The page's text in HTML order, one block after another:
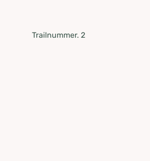
Trailnummer. 2